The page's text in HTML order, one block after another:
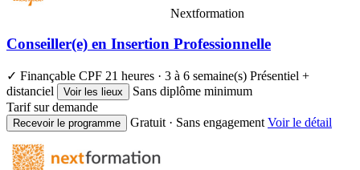
Nextformation
Conseiller(e) en Insertion Professionnelle
✓ Finançable CPF 21 heures · 3 à 6 semaine(s) Présentiel +
distanciel
Voir les lieux
Sans diplôme minimum
Tarif sur demande
Recevoir le programme Gratuit · Sans engagement Voir le détail